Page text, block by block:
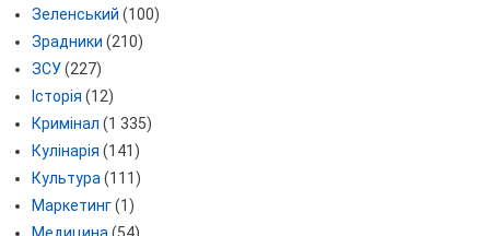
Зеленський (100)
Зрадники (210)
ЗСУ(227)
Історія (12)
Кримінал (1 335)
Кулінарія (141)
Культура (111)
Маркетинг(1)